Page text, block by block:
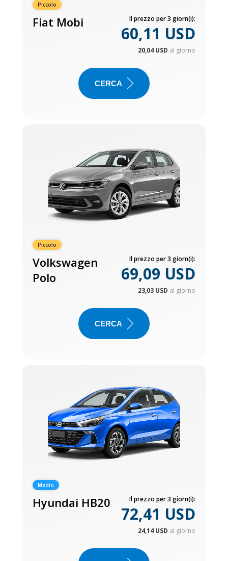
Piccolo
Fiat Mobi Il prezzo per 3 giorn(i):
60,11 USD
20,04 USD al giorno
CERCA
Piccolo
Volkswagen
Polo
Il prezzo per 3 giorn(i):
69,09 USD
23,03 USD al giorno
CERCA
Medio
Hyundai HB20 Il prezzo per 3 giorn(i):
72,41 USD
24,14 USD al giorno